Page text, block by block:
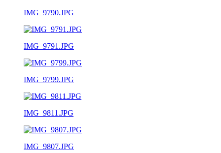
IMG_9790.JPG
IMG_9791.JPG
IMG_9799.JPG
IMG_9811.JPG
IMG_9807.JPG